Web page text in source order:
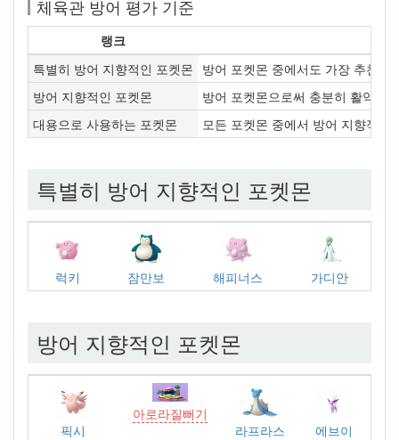
체육관 방어 평가 기준
랭크
특별히 방어 지향적인 포켓몬 방어 포켓몬 중에서도 가장 추천
방어 지향적인 포켓몬
방어 포켓몬으로써 충분히 활약할
대용으로 사용하는 포켓몬
모든 포켓몬 중에서 방어 지향적
특별히 방어 지향적인 포켓몬
럭키 잠만보 해피너스 가디안
방어 지향적인 포켓몬
픽시
아로라질뻐기
라프라스
에브이